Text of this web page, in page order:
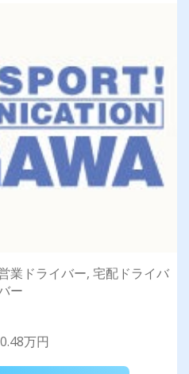
業ドライバー, 宅配ドライバ
ー
万円